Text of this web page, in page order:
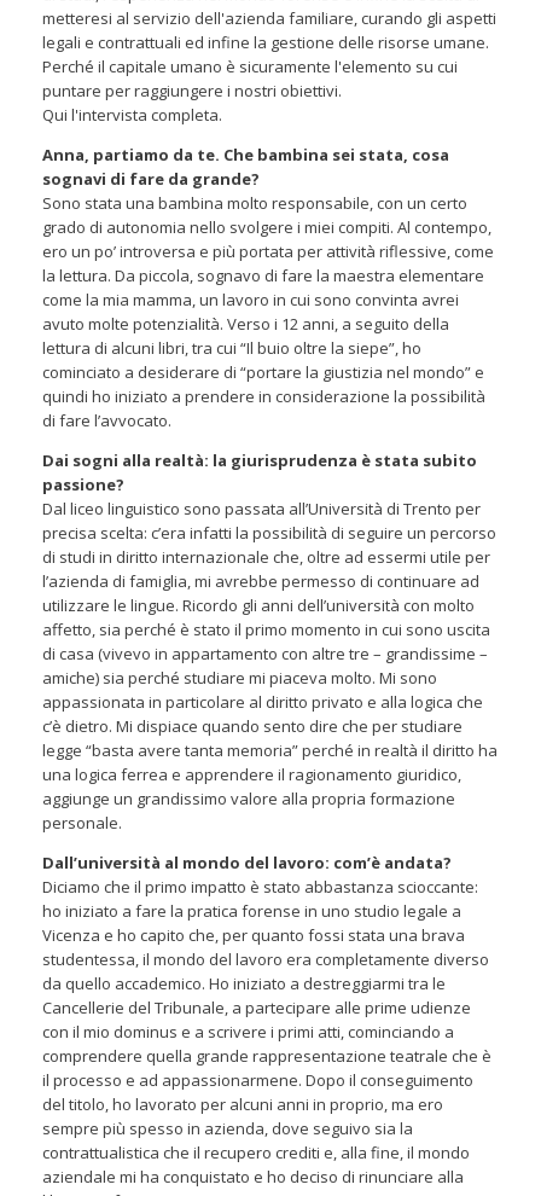
metteresi al servizio dell'azienda familiare, curando gli aspetti
legali e contrattuali ed infine la gestione delle risorse umane.
Perché il capitale umano è sicuramente l'elemento su cui
puntare per raggiungere i nostri obiettivi.
Qui l'intervista completa.
Anna, partiamo da te. Che bambina sei stata, cosa
sognavi di fare da grande?
Sono stata una bambina molto responsabile, con un certo
grado di autonomia nello svolgere i miei compiti. Al contempo,
ero un po’ introversa e più portata per attività riflessive, come
la lettura. Da piccola, sognavo di fare la maestra elementare
come la mia mamma, un lavoro in cui sono convinta avrei
avuto molte potenzialità. Verso i 12 anni, a seguito della
lettura di alcuni libri, tra cui “Il buio oltre la siepe”, ho
cominciato a desiderare di “portare la giustizia nel mondo” e
quindi ho iniziato a prendere in considerazione la possibilità
di fare l’avvocato.
Dai sogni alla realtà: la giurisprudenza è stata subito
passione?
Dal liceo linguistico sono passata all’Università di Trento per
precisa scelta: c’era infatti la possibilità di seguire un percorso
di studi in diritto internazionale che, oltre ad essermi utile per
l’azienda di famiglia, mi avrebbe permesso di continuare ad
utilizzare le lingue. Ricordo gli anni dell’università con molto
affetto, sia perché è stato il primo momento in cui sono uscita
di casa (vivevo in appartamento con altre tre – grandissime –
amiche) sia perché studiare mi piaceva molto. Mi sono
appassionata in particolare al diritto privato e alla logica che
c’è dietro. Mi dispiace quando sento dire che per studiare
legge “basta avere tanta memoria” perché in realtà il diritto ha
una logica ferrea e apprendere il ragionamento giuridico,
aggiunge un grandissimo valore alla propria formazione
personale.
Dall’università al mondo del lavoro: com’è andata?
Diciamo che il primo impatto è stato abbastanza scioccante:
ho iniziato a fare la pratica forense in uno studio legale a
Vicenza e ho capito che, per quanto fossi stata una brava
studentessa, il mondo del lavoro era completamente diverso
da quello accademico. Ho iniziato a destreggiarmi tra le
Cancellerie del Tribunale, a partecipare alle prime udienze
con il mio dominus e a scrivere i primi atti, cominciando a
comprendere quella grande rappresentazione teatrale che è
il processo e ad appassionarmene. Dopo il conseguimento
del titolo, ho lavorato per alcuni anni in proprio, ma ero
sempre più spesso in azienda, dove seguivo sia la
contrattualistica che il recupero crediti e, alla fine, il mondo
aziendale mi ha conquistato e ho deciso di rinunciare alla